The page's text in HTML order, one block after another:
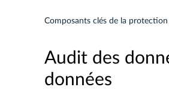
Composants clés de la
Audit des
données